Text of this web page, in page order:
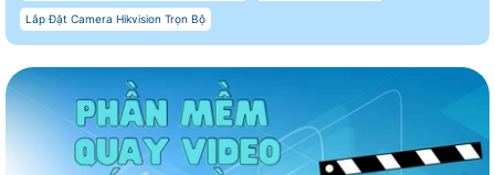
Lắp Đặt Camera Hikvision Trọn Bộ